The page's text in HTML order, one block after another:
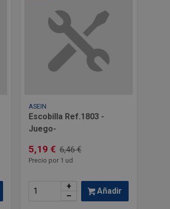
ASEIN
Escobilla Ref.1803 -
Juego-
5,19 € 6,46 €
Precio por 1 ud
+
–
Añadir